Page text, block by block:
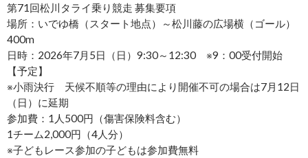
第71回松川タライ乗り競走 募集要項
場所：いでゆ橋（スタート地点）～松川藤の広場横（ゴール）
400m
日時：2026年7月5日（日）9:30～12:30 ※9：00受付開始
【予定】
※小雨決行 天候不順等の理由により開催不可の場合は7月12日
（日）に延期
参加費：1人500円（傷害保険料含む）
1チーム2,000円（4人分）
※子どもレース参加の子どもは参加費無料